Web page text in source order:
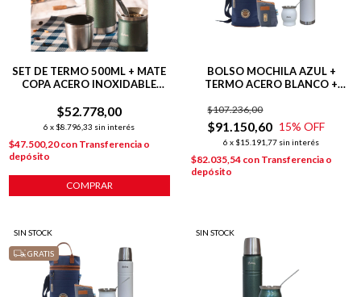
SET DE TERMO 500ML + MATE
COPA ACERO INOXIDABLE
$52.778,00
6 x $8.796,33 sin interés
$47.500,20con Transferencia o
depósito
BOLSO MOCHILA AZUL +
TERMO ACERO BLANCO +
YERBERA AZUL
$91.150,60
$107.236,00
15% OFF
6 x $15.191,77 sin interés
$82.035,54 con Transferencia o
depósito
SIN STOCK
GRATIS
SIN STOCK